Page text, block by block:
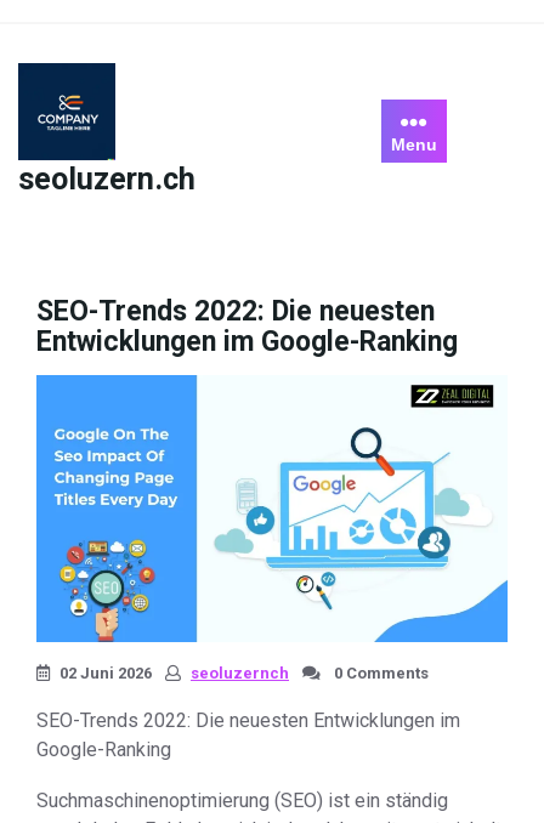
content
seoluzern.ch
Menu
SEO-Trends 2022: Die neuesten
Entwicklungen im Google-Ranking
02 Juni 2026 seoluzernch 0 Comments
SEO-Trends 2022: Die neuesten Entwicklungen im
Google-Ranking
Suchmaschinenoptimierung (SEO) ist ein ständig